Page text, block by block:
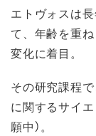
エトヴォスは
て、年齢を重
変化に着目。
その研究課程
に関するサイ
願中）。